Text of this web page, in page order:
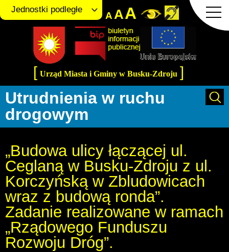
AAA
Jednostki podległe
[ Urząd Miasta i Gminy w Busku-Zdroju ]
Utrudnienia w ruchu
drogowym
„Budowa ulicy łączącej ul.
Ceglaną w Busku-Zdroju z ul.
Korczyńską w Zbludowicach
wraz z budową ronda”.
Zadanie realizowane w ramach
„Rządowego Funduszu
Rozwoju Dróg”.